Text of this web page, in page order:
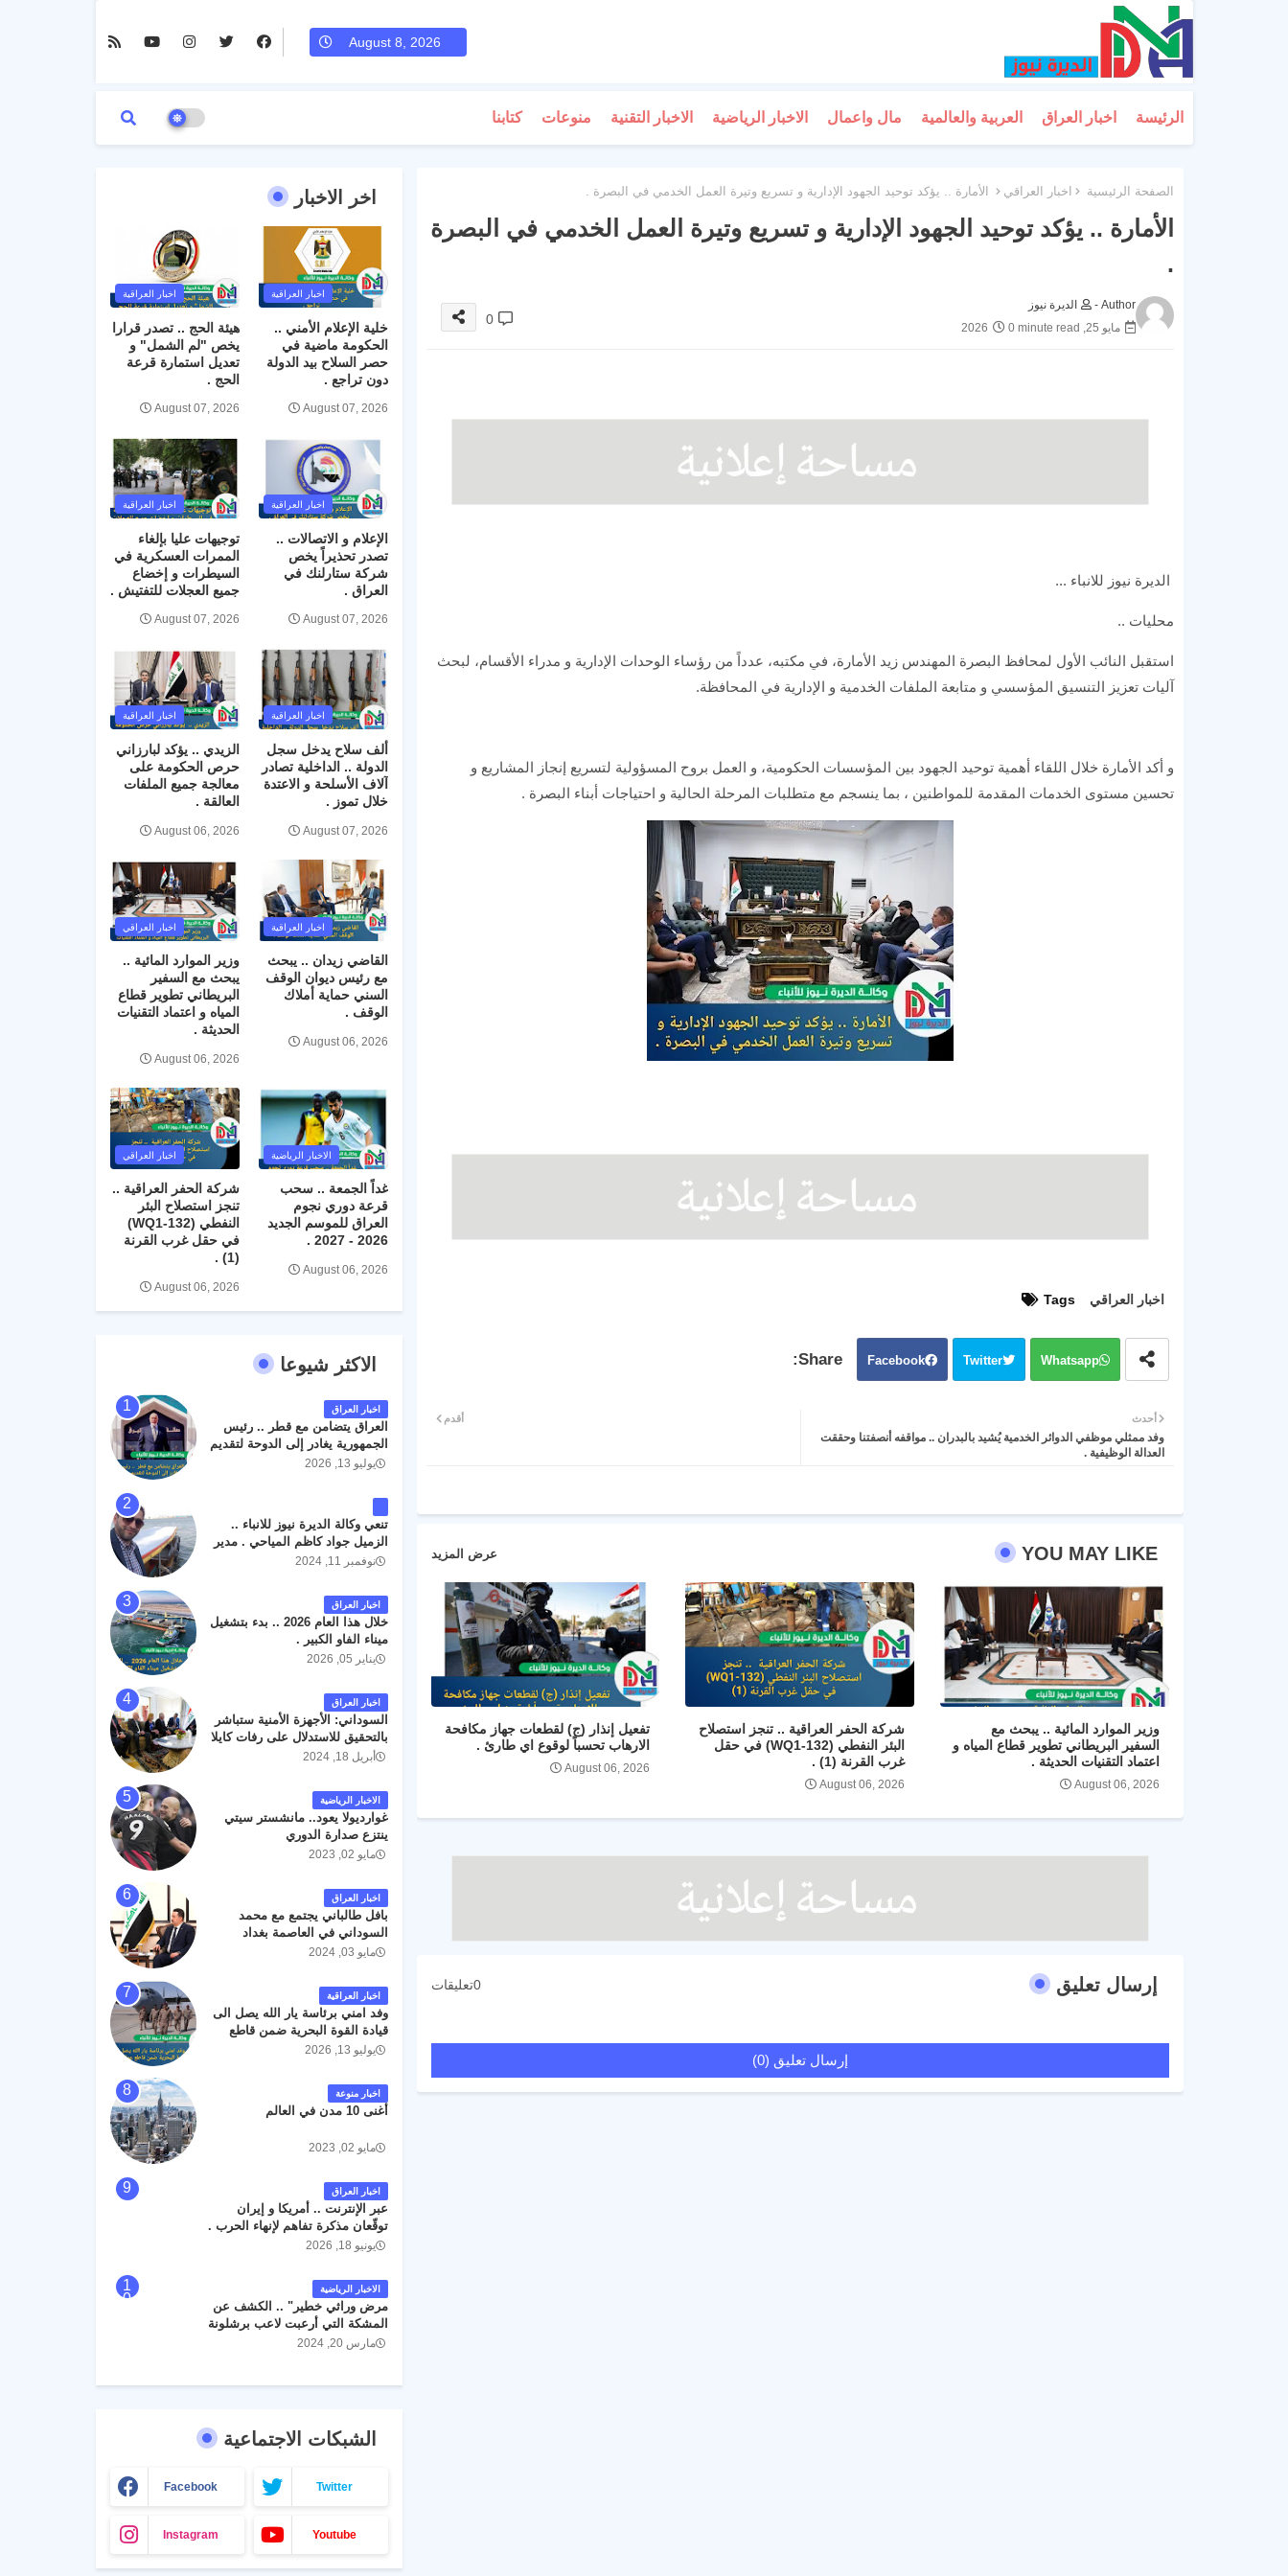
August 8, 2026
الرئيسة اخبار العراق العربية والعالمية مال واعمال الاخبار الرياضية الاخبار التقنية منوعات كتابنا
الصفحة الرئيسية اخبار العراقي الأمارة .. يؤكد توحيد الجهود الإدارية و تسريع وتيرة العمل الخدمي في البصرة .
الأمارة .. يؤكد توحيد الجهود الإدارية و تسريع وتيرة العمل الخدمي في البصرة
.
Author -
الديرة نيوز
مايو 25, 2026
0 minute read
0
الديرة نيوز للانباء ...
محليات ..
استقبل النائب الأول لمحافظ البصرة المهندس زيد الأمارة، في مكتبه، عدداً من رؤساء الوحدات الإدارية و مدراء الأقسام، لبحث
آليات تعزيز التنسيق المؤسسي و متابعة الملفات الخدمية و الإدارية في المحافظة.
و أكد الأمارة خلال اللقاء أهمية توحيد الجهود بين المؤسسات الحكومية، و العمل بروح المسؤولية لتسريع إنجاز المشاريع و
تحسين مستوى الخدمات المقدمة للمواطنين ، بما ينسجم مع متطلبات المرحلة الحالية و احتياجات أبناء البصرة .
Tags اخبار العراقي
Facebook Twitter Whatsapp
أحدث
وفد ممثلي موظفي الدوائر الخدمية يُشيد بالبدران .. مواقفه أنصفتنا وحققت
العدالة الوظيفية .
أقدم
YOU MAY LIKE عرض المزيد
وزير الموارد المائية .. يبحث مع
السفير البريطاني تطوير قطاع المياه و
اعتماد التقنيات الحديثة .
August 06, 2026
شركة الحفر العراقية .. تنجز استصلاح
البئر النفطي (WQ1-132) في حقل
غرب القرنة (1) .
August 06, 2026
تفعيل إنذار (ج) لقطعات جهاز مكافحة
الارهاب تحسباً لوقوع اي طارئ .
August 06, 2026
إرسال تعليق 0تعليقات
إرسال تعليق (0)
اخر الاخبار
اخبار العراقية
خلية الإعلام الأمني ..
الحكومة ماضية في
حصر السلاح بيد الدولة
دون تراجع .
August 07, 2026
اخبار العراقية
هيئة الحج .. تصدر قرارا
يخص "لم الشمل" و
تعديل استمارة قرعة
الحج .
August 07, 2026
اخبار العراقية
الإعلام و الاتصالات ..
تصدر تحذيراً يخص
شركة ستارلنك في
العراق .
August 07, 2026
اخبار العراقية
توجيهات عليا بإلغاء
الممرات العسكرية في
السيطرات و إخضاع
جميع العجلات للتفتيش .
August 07, 2026
اخبار العراقية
ألف سلاح يدخل سجل
الدولة .. الداخلية تصادر
آلاف الأسلحة و الاعتدة
خلال تموز .
August 07, 2026
اخبار العراقية
الزيدي .. يؤكد لبارزاني
حرص الحكومة على
معالجة جميع الملفات
العالقة .
August 06, 2026
اخبار العراقية
القاضي زيدان .. يبحث
مع رئيس ديوان الوقف
السني حماية أملاك
الوقف .
August 06, 2026
اخبار العراقي
وزير الموارد المائية ..
يبحث مع السفير
البريطاني تطوير قطاع
المياه و اعتماد التقنيات
الحديثة .
August 06, 2026
الاخبار الرياضية
غداً الجمعة .. سحب
قرعة دوري نجوم
العراق للموسم الجديد
2026 - 2027 .
August 06, 2026
اخبار العراقي
شركة الحفر العراقية ..
تنجز استصلاح البئر
النفطي (WQ1-132)
في حقل غرب القرنة
(1) .
August 06, 2026
الاكثر شيوعا
اخبار العراق
العراق يتضامن مع قطر .. رئيس
الجمهورية يغادر إلى الدوحة لتقديم
واجب العزاء .
يوليو 13, 2026
تنعي وكالة الديرة نيوز للانباء ..
الزميل جواد كاظم المياحي . مدير
الخطوط الجوية العراقية السابق
البصرة الدولي اليوم الاثنين على
الطريق المؤدي من البوابة
الرئيسة الى صالة المسافرين .
حيث كان سبب الحادث يعود
لتصادم عجلته مع عجلة نوع كيا بنكو
مطار البصرة الدولي . سائلين الله
عز وجل ان يتغمد الفقيد بواسع
رحمته ، و انا لله وانا اليه راجعون .
نوفمبر 11, 2024
اخبار العراق
خلال هذا العام 2026 .. بدء بتشغيل
ميناء الفاو الكبير .
يناير 05, 2026
اخبار العراق
السوداني: الأجهزة الأمنية ستباشر
بالتحقيق للاستدلال على رفات كايلا
مولرأبريل 18, 2024
الاخبار الرياضية
غوارديولا يعود.. مانشستر سيتي
ينتزع صدارة الدوري
مايو 02, 2023
اخبار العراق
بافل طالباني يجتمع مع محمد
السوداني في العاصمة بغداد
مايو 03, 2024
اخبار العراقية
وفد امني برئاسة يار الله يصل الى
قيادة القوة البحرية ضمن قاطع
عمليات البصرة .
يوليو 13, 2026
اخبار منوعة
أغنى 10 مدن في العالم
مايو 02, 2023
اخبار العراق
عبر الإنترنت .. أمريكا و إيران
توقّعان مذكرة تفاهم لإنهاء الحرب .
يونيو 18, 2026
الاخبار الرياضية
مرض وراثي خطير" .. الكشف عن
المشكة التي أرعبت لاعب برشلونة
جواو كانسيلو
مارس 20, 2024
الشبكات الاجتماعية
Facebook Twitter
Instagram Youtube